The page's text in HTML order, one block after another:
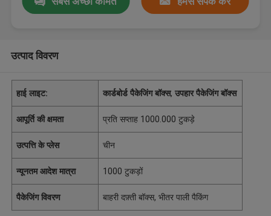
उत्पाद विवरण
हाई लाइट: कार्डबोर्ड पैकेजिंग बॉक्स,उपहार पैकेजिंग बॉक्स
आपूर्ति की क्षमता प्रति सप्ताह 1000.000 टुकड़े
उत्पत्ति के प्लेस चीन
न्यूनतम आदेश मात्रा 1000 टुकड़ों
पैकेजिंग विवरण बाहरी दफ़्ती बॉक्स, भीतर पाली पैकिंग